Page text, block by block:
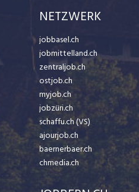
NETZWERK
jobbasel.ch
jobmittelland.ch
zentraljob.ch
ostjob.ch
myjob.ch
jobzüri.ch
schaffu.ch (VS)
ajourjob.ch
baernerbaer.ch
chmedia.ch